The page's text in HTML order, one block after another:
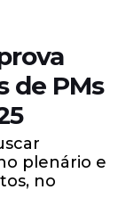
de PMs
plenário e
no